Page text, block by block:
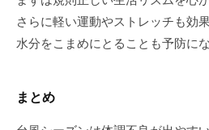
さらに軽い運動やストレッチも効果
水分をこまめにとることも予防にな
まとめ